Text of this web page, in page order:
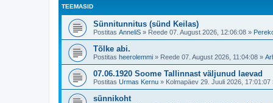
TEEMASID
Sünnitunnitus (sünd Keilas)
Postitas AnneliS » Reede 07. August 2026, 12:06:08 »
Tõlke abi.
Postitas heerolemmi » Reede 07. August 2026, 11:04:08 »
07.06.1920 Soome Tallinnast väljunud laevad
Postitas Urmas Kernu » Kolmapäev 29. Juuli 2026, 17:01:07
sünnikoht